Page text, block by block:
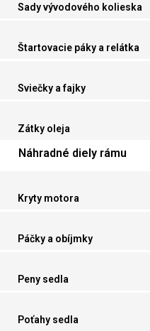
Sady vývodového kolieska
Štartovacie páky a relátka
Sviečky a fajky
Zátky oleja
Náhradné diely rámu
Kryty motora
Páčky a obíjmky
Peny sedla
Poťahy sedla